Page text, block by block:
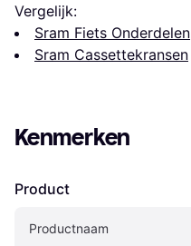
Vergelijk:
Sram Fiets Onderdelen
Sram Cassettekransen
Kenmerken
Product
Productnaam